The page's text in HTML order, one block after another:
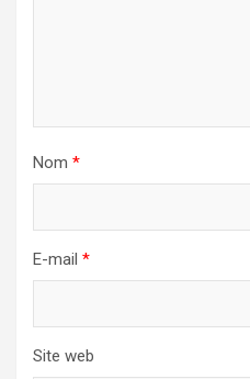
Nom *
E-mail *
Site web